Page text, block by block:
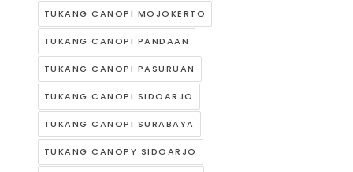
TUKANG CANOPI MOJOKERTO
TUKANG CANOPI PANDAAN
TUKANG CANOPI PASURUAN
TUKANG CANOPI SIDOARJO
TUKANG CANOPI SURABAYA
TUKANG CANOPY SIDOARJO